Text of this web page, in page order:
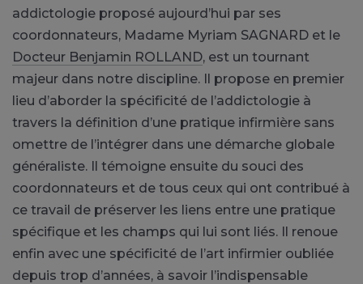
addictologie proposé aujourd’hui par ses
coordonnateurs, Madame Myriam SAGNARD et le
Docteur Benjamin ROLLAND, est un tournant
majeur dans notre discipline. Il propose en premier
lieu d’aborder la spécificité de l’addictologie à
travers la définition d’une pratique infirmière sans
omettre de l’intégrer dans une démarche globale
généraliste. Il témoigne ensuite du souci des
coordonnateurs et de tous ceux qui ont contribué à
ce travail de préserver les liens entre une pratique
spécifique et les champs qui lui sont liés. Il renoue
enfin avec une spécificité de l’art infirmier oubliée
depuis trop d’années, à savoir l’indispensable